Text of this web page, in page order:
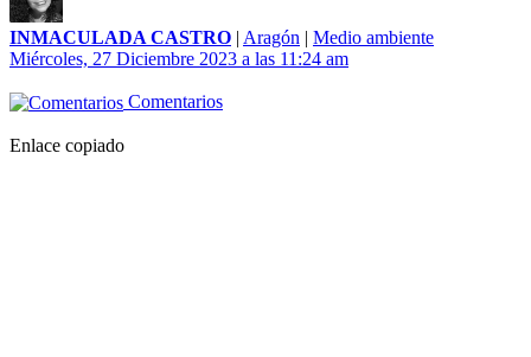
INMACULADA CASTRO | Aragón | Medio ambiente
Miércoles, 27 Diciembre 2023 a las 11:24 am
Comentarios
Enlace copiado